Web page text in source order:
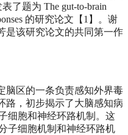
了题为 The gut-to-brain
的研究论文【1】。谢
是该研究论文的共同第一作
脑区的一条负责感知外界毒
路，初步揭示了大脑感知病
细胞和神经环路机制。这
子细胞机制和神经环路机